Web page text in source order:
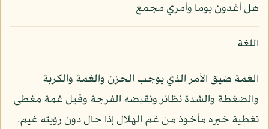
هل أغدون يوما وأمري مجمع
اللغة
الغمة ضيق الأمر الذي يوجب الحزن والغمة والكربة
والضغطة والشدة نظائر ونقيضه الفرجة وقيل غمة مغطى
تغطية خبره مأخوذ من غم الهلال إذا حال دون رؤيته غيم.